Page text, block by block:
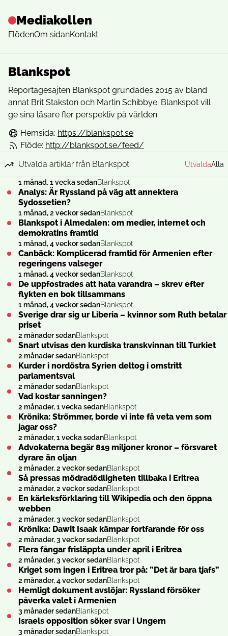
Mediakollen
FlödenOm sidanKontakt
Blankspot
Reportagesajten Blankspot grundades 2015 av bland
annat Brit Stakston och Martin Schibbye. Blankspot vill
ge sina läsare fler perspektiv på världen.
Hemsida: https://blankspot.se
Flöde: http://blankspot.se/feed/
Utvalda artiklar från Blankspot
UtvaldaAlla
1 månad, 1 vecka sedanBlankspot
Analys: Är Ryssland på väg att annektera
Sydossetien?
1 månad, 2 veckor sedanBlankspot
Blankspot i Almedalen: om medier, internet och
demokratins framtid
1 månad, 4 veckor sedanBlankspot
Canbäck: Komplicerad framtid för Armenien efter
regeringens valseger
1 månad, 4 veckor sedanBlankspot
De uppfostrades att hata varandra – skrev efter
flykten en bok tillsammans
1 månad, 4 veckor sedanBlankspot
Sverige drar sig ur Liberia – kvinnor som Ruth betalar
priset
2 månader sedanBlankspot
Snart utvisas den kurdiska transkvinnan till Turkiet
2 månader sedanBlankspot
Kurder i nordöstra Syrien deltog i omstritt
parlamentsval
2 månader sedanBlankspot
Vad kostar sanningen?
2 månader, 1 vecka sedanBlankspot
Krönika: Strömmer, borde vi inte få veta vem som
jagar oss?
2 månader, 1 vecka sedanBlankspot
Advokaterna begär 819 miljoner kronor – försvaret
dyrare än oljan
2 månader, 2 veckor sedanBlankspot
Så pressas mödradödligheten tillbaka i Eritrea
2 månader, 2 veckor sedanBlankspot
En kärleksförklaring till Wikipedia och den öppna
webben
2 månader, 3 veckor sedanBlankspot
Krönika: Dawit Isaak kämpar fortfarande för oss
2 månader, 3 veckor sedanBlankspot
Flera fångar frisläppta under april i Eritrea
2 månader, 3 veckor sedanBlankspot
Kriget som ingen i Eritrea tror på: ”Det är bara tjafs”
2 månader, 4 veckor sedanBlankspot
Hemligt dokument avslöjar: Ryssland försöker
påverka valet i Armenien
3 månader sedanBlankspot
Israels opposition söker svar i Ungern
3 månader sedanBlankspot